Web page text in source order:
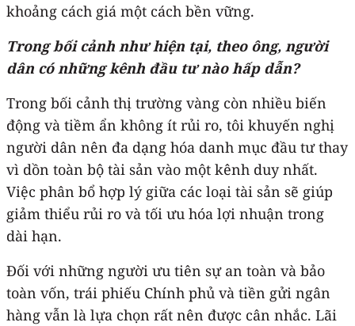
khoảng cách giá một cách bền vững.
Trong bối cảnh như hiện tại, theo ông, người
dân có những kênh đầu tư nào hấp dẫn?
Trong bối cảnh thị trường vàng còn nhiều biến
động và tiềm ẩn không ít rủi ro, tôi khuyến nghị
người dân nên đa dạng hóa danh mục đầu tư thay
vì dồn toàn bộ tài sản vào một kênh duy nhất.
Việc phân bổ hợp lý giữa các loại tài sản sẽ giúp
giảm thiểu rủi ro và tối ưu hóa lợi nhuận trong
dài hạn.
Đối với những người ưu tiên sự an toàn và bảo
toàn vốn, trái phiếu Chính phủ và tiền gửi ngân
hàng vẫn là lựa chọn rất nên được cân nhắc. Lãi